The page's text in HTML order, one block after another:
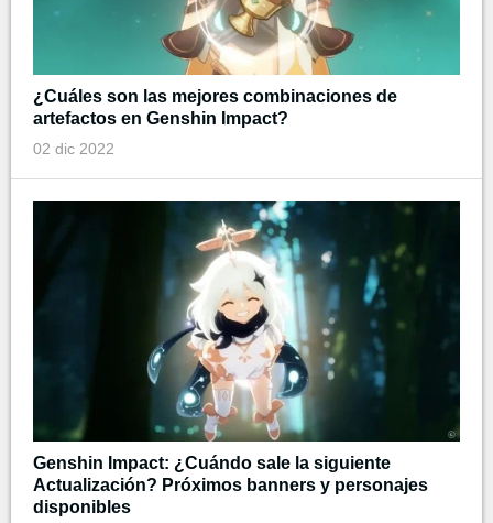
¿Cuáles son las mejores combinaciones de
artefactos en Genshin Impact?
02 dic 2022
Genshin Impact: ¿Cuándo sale la siguiente
Actualización? Próximos banners y personajes
disponibles